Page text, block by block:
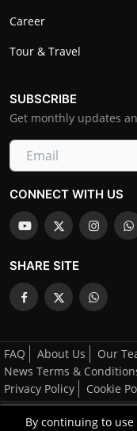
Career
Tour & Travel
SUBSCRIBE
Get monthly updates
CONNECT WITH US
SHARE SITE
FAQ About Us Our
News Terms &
Privacy Policy
Cookie
All Right's
By continuing to